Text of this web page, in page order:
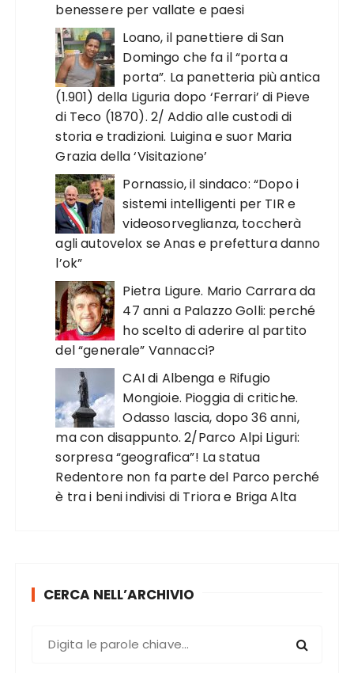
benessere per vallate e paesi
Loano, il panettiere di San
Domingo che fa il “porta a
porta”. La panetteria più antica
(1.901) della Liguria dopo ‘Ferrari’ di Pieve
di Teco (1870). 2/ Addio alle custodi di
storia e tradizioni. Luigina e suor Maria
Grazia della ‘Visitazione’
Pornassio, il sindaco: “Dopo i
sistemi intelligenti per TIR e
videosorveglianza, toccherà
agli autovelox se Anas e prefettura danno
l’ok”
Pietra Ligure. Mario Carrara da
47 anni a Palazzo Golli: perché
ho scelto di aderire al partito
del “generale” Vannacci?
CAI di Albenga e Rifugio
Mongioie. Pioggia di critiche.
Odasso lascia, dopo 36 anni,
ma con disappunto. 2/Parco Alpi Liguri:
sorpresa “geografica”! La statua
Redentore non fa parte del Parco perché
è tra i beni indivisi di Triora e Briga Alta
CERCA NELL’ARCHIVIO